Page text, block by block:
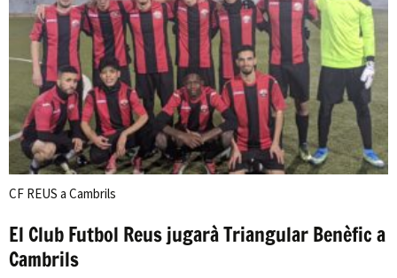
CF REUS a Cambrils
El Club Futbol Reus jugarà Triangular Benèfic a
Cambrils